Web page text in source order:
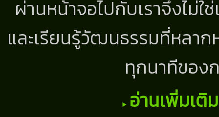
ผ่านหน้าจอไปกับเราจึงไม่
และเรียนรู้วัฒนธรรมที่หลา
ทุกนาทีขอ
อ่านเพิ่มเติ